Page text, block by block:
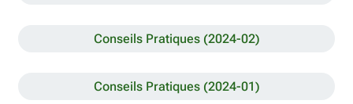
Conseils Pratiques (2024-02)
Conseils Pratiques (2024-01)